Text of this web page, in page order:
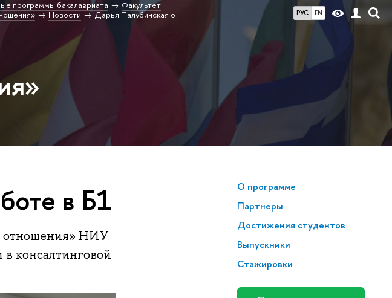
РУС EN
программы бакалавриата
Факультет
Новости
Дарья Палубинская о
О программе
Партнеры
Достижения студентов
Выпускники
Стажировки
в Б1
отношения» НИУ
консалтинговой